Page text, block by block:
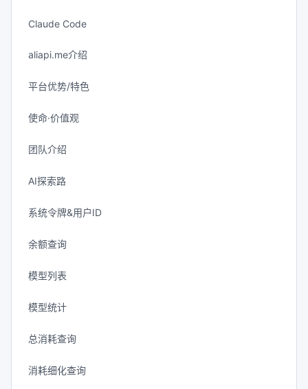
Claude Code
aliapi.me介绍
平台优势/特色
使命·价值观
团队介绍
AI探索路
系统令牌&用户ID
余额查询
模型列表
模型统计
总消耗查询
消耗细化查询